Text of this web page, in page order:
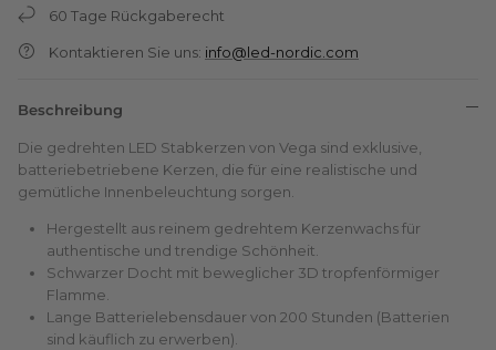
60 Tage Rückgaberecht
Kontaktieren Sie uns: info@led-nordic.com
Beschreibung
Die gedrehten LED Stabkerzen von Vega sind exklusive,
batteriebetriebene Kerzen, die für eine realistische und
gemütliche Innenbeleuchtung sorgen.
Hergestellt aus reinem gedrehtem Kerzenwachs für
authentische und trendige Schönheit.
Schwarzer Docht mit beweglicher 3D tropfenförmiger
Flamme.
Lange Batterielebensdauer von 200 Stunden (Batterien
sind käuflich zu erwerben).